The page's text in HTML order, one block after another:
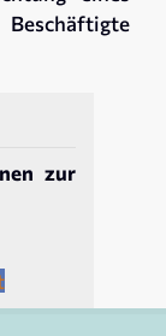
zur